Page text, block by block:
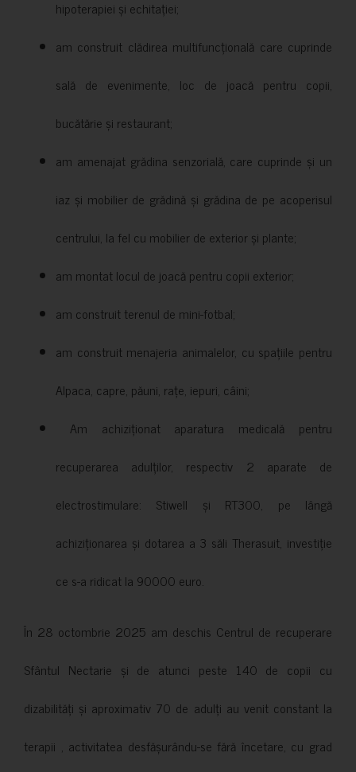
hipoterapiei și echitației;
am construit clădirea multifuncțională care cuprinde
sală de evenimente, loc de joacă pentru copii,
bucătărie și restaurant;
am amenajat grădina senzorială, care cuprinde și un
iaz și mobilier de grădină și grădina de pe acoperisul
centrului, la fel cu mobilier de exterior și plante;
am montat locul de joacă pentru copii exterior;
am construit terenul de mini-fotbal;
am construit menajeria animalelor, cu spațiile pentru
Alpaca, capre, păuni, rațe, iepuri, câini;
Am achiziționat aparatura medicală pentru
recuperarea adulților, respectiv 2 aparate de
electrostimulare: Stiwell și RT300, pe lângă
achiziționarea și dotarea a 3 săli Therasuit, investiție
ce s-a ridicat la 90000 euro.
În 28 octombrie 2025 am deschis Centrul de recuperare
Sfântul Nectarie și de atunci peste 140 de copii cu
dizabilități și aproximativ 70 de adulți au venit constant la
terapii , activitatea desfășurându-se fără încetare, cu grad